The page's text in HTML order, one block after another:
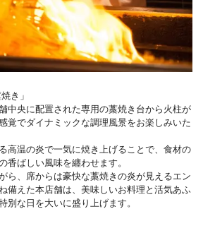
き」
中央に配置された専用の藁焼き台から火柱が
覚でダイナミックな調理風景をお楽しみいた
温の炎で一気に焼き上げることで、食材の
香ばしい風味を纏わせます。
ら、席からは豪快な藁焼きの炎が見えるエン
備えた本店舗は、美味しいお料理と活気あふ
別な日を大いに盛り上げます。